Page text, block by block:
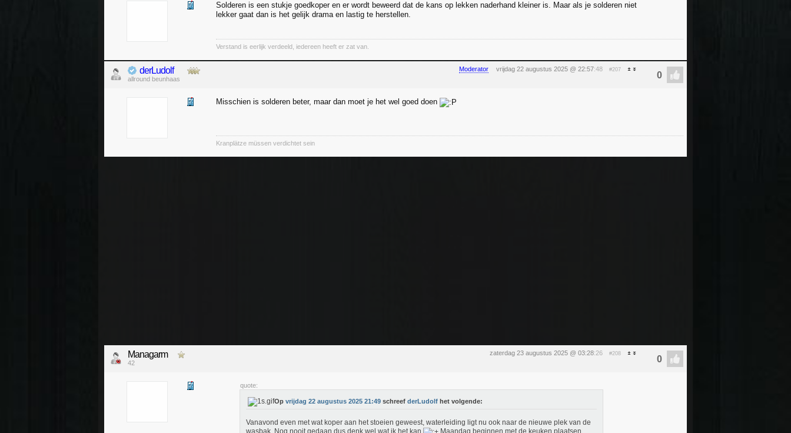
Solderen is een stukje goedkoper en er wordt beweerd dat de kans op lekken naderhand kleiner is. Maar als je solderen niet
lekker gaat dan is het gelijk drama en lastig te herstellen.
Verstand is eerlijk verdeeld, iedereen heeft er zat van.
Moderator vrijdag 22 augustus 2025 @ 22:57:48 #207
derLudolf
allround beunhaas
Misschien is solderen beter, maar dan moet je het wel goed doen
Kranplätze müssen verdichtet sein
zaterdag 23 augustus 2025 @ 03:28:26 #208
Managarm
42
quote:
Op vrijdag 22 augustus 2025 21:49 schreef derLudolf het volgende:
Vanavond even met wat koper aan het stoeien geweest, waterleiding ligt nu ook naar de nieuwe plek van de
wasbak. Nog nooit gedaan dus denk wel wat ik het kan
Maandag beginnen met de keuken plaatsen.